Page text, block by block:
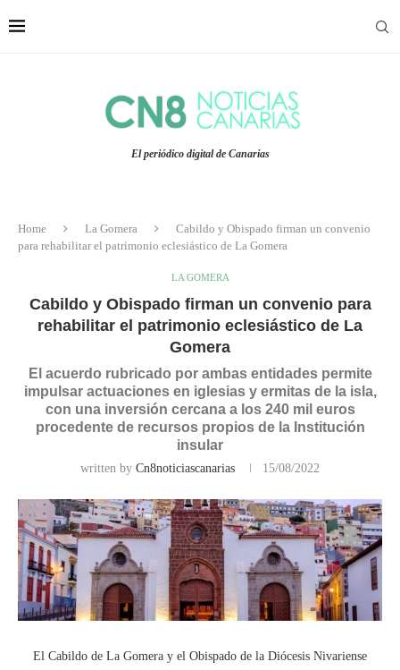
El periódico digital de Canarias
Home La Gomera
Cabildo y Obispado firman un convenio
para rehabilitar el patrimonio eclesiástico de La Gomera
LA GOMERA
Cabildo y Obispado firman un convenio para
rehabilitar el patrimonio eclesiástico de La
Gomera
El acuerdo rubricado por ambas entidades permite
impulsar actuaciones en iglesias y ermitas de la isla,
con una inversión cercana a los 240 mil euros
procedente de recursos propios de la Institución
insular
written by Cn8noticiascanarias 15/08/2022
El Cabildo de La Gomera y el Obispado de la Diócesis Nivariense